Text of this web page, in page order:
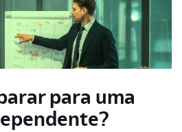
para uma